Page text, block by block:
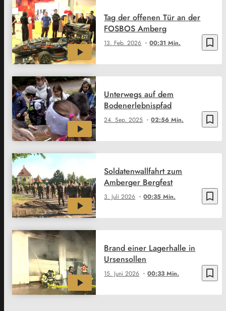
bookmark_border
13. Feb. 2026 00:31 Min.
Tag der offenen Tür an der
FOSBOS Amberg
bookmark_border
24. Sep. 2025 02:56 Min.
Unterwegs auf dem
Bodenerlebnispfad
bookmark_border
3. Juli 2026 00:35 Min.
Soldatenwallfahrt zum
Amberger Bergfest
bookmark_border
15. Juni 2026 00:33 Min.
Brand einer Lagerhalle in
Ursensollen